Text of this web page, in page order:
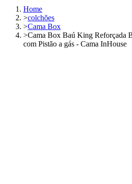
Home
>colchões
>Cama Box
>Cama Box Baú King Reforçada
com Pistão a gás - Cama InHouse